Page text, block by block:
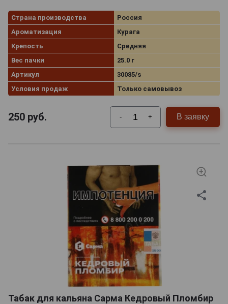
Страна производства
Россия
Ароматизация
Курага
Крепость
Средняя
Вес пачки
25.0 г
Артикул
30085/s
Условия продаж
Только самовывоз
250 руб. - + В заявку
Табак для кальяна Сарма Кедровый Пломбир